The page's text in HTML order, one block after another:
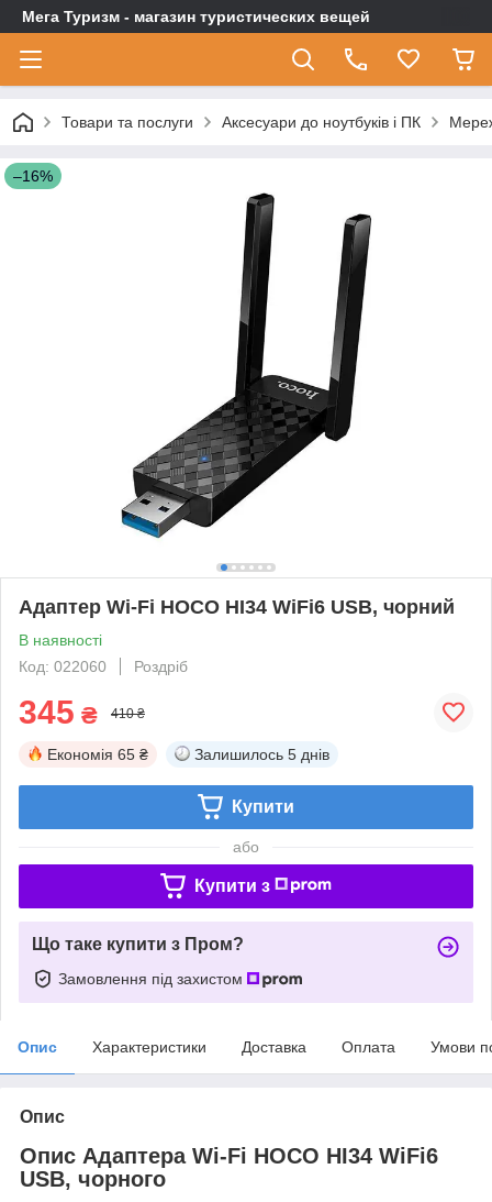
Мега Туризм - магазин туристических вещей
Товари та послуги Аксесуари до ноутбуків і ПК
–16%
Адаптер Wi-Fi HOCO HI34 WiFi6 USB, чорний
В наявності
Код: 022060
Роздріб
345 ₴ 410 ₴
Економія 65 ₴ Залишилось 5 днів
Купити
або
Купити з
Що таке купити з Пром?
Замовлення під захистом
Опис Характеристики Доставка Оплата Умови
Опис
Опис Адаптера Wi-Fi HOCO HI34 WiFi6
USB, чорного